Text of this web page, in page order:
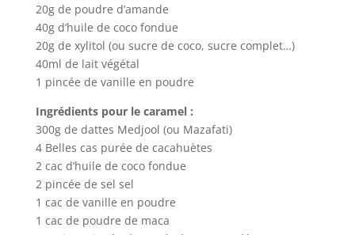
20g de poudre d’amande
40g d’huile de coco fondue
20g de xylitol (ou sucre de coco, sucre complet…)
40ml de lait végétal
1 pincée de vanille en poudre
Ingrédients pour le caramel :
300g de dattes Medjool (ou Mazafati)
4 Belles cas purée de cacahuètes
2 cac d’huile de coco fondue
2 pincée de sel sel
1 cac de vanille en poudre
1 cac de poudre de maca